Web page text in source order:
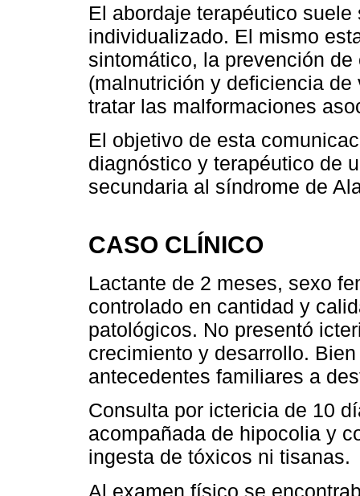
El abordaje terapéutico
individualizado. El mismo
sintomático, la prevención
(malnutrición y deficiencia
tratar las malformaciones
El objetivo de esta
diagnóstico y terapéutico de
secundaria al síndrome de
CASO CLÍNICO
Lactante de 2 meses, sexo
controlado en cantidad y
patológicos. No presentó
crecimiento y desarrollo.
antecedentes familiares a
Consulta por ictericia de 10
acompañada de hipocolia y
ingesta de tóxicos ni tisanas.
Al examen físico se